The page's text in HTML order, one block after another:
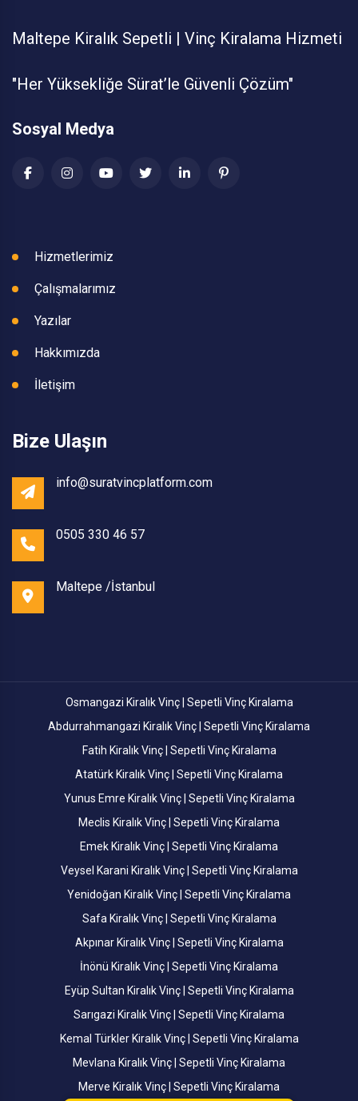
Maltepe Kiralık Sepetli | Vinç Kiralama Hizmeti
"Her Yüksekliğe Sürat’le Güvenli Çözüm"
Sosyal Medya
Hizmetlerimiz
Çalışmalarımız
Yazılar
Hakkımızda
İletişim
Bize Ulaşın
info@suratvincplatform.com
0505 330 46 57
Maltepe /İstanbul
Osmangazi Kiralık Vinç | Sepetli Vinç Kiralama
Abdurrahmangazi Kiralık Vinç | Sepetli Vinç Kiralama
Fatih Kiralık Vinç | Sepetli Vinç Kiralama
Atatürk Kiralık Vinç | Sepetli Vinç Kiralama
Yunus Emre Kiralık Vinç | Sepetli Vinç Kiralama
Meclis Kiralık Vinç | Sepetli Vinç Kiralama
Emek Kiralık Vinç | Sepetli Vinç Kiralama
Veysel Karani Kiralık Vinç | Sepetli Vinç Kiralama
Yenidoğan Kiralık Vinç | Sepetli Vinç Kiralama
Safa Kiralık Vinç | Sepetli Vinç Kiralama
Akpınar Kiralık Vinç | Sepetli Vinç Kiralama
İnönü Kiralık Vinç | Sepetli Vinç Kiralama
Eyüp Sultan Kiralık Vinç | Sepetli Vinç Kiralama
Sarıgazi Kiralık Vinç | Sepetli Vinç Kiralama
Kemal Türkler Kiralık Vinç | Sepetli Vinç Kiralama
Mevlana Kiralık Vinç | Sepetli Vinç Kiralama
Merve Kiralık Vinç | Sepetli Vinç Kiralama